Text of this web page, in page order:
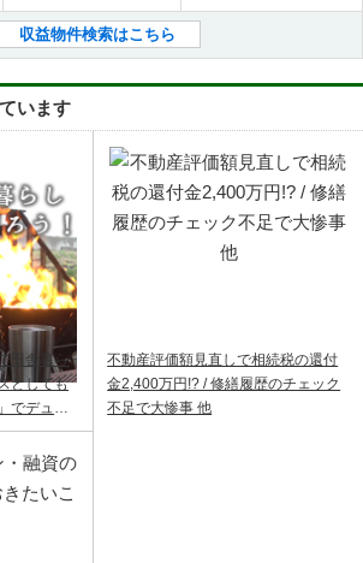
収益物件検索はこちら
います
田舎暮ら
としても
でデュア
不動産評価額見直しで相続税の還付
金2,400万円!? / 修繕履歴のチェック
不足で大惨事 他